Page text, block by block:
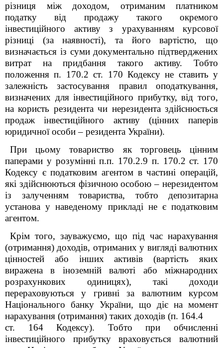
різниця між доходом, отриманим платником
податку від продажу такого окремого
інвестиційного активу з урахуванням курсової
різниці (за наявності), та його вартістю, що
визначається із суми документально підтверджених
витрат на придбання такого активу. Тобто
положення п. 170.2 ст. 170 Кодексу не ставить у
залежність застосування правил оподаткування,
визначених для інвестиційного прибутку, від того,
на користь резидента чи нерезидента здійснюється
продаж інвестиційного активу (цінних паперів
юридичної особи – резидента України).
При цьому товариство як торговець цінним
паперами у розумінні п.п. 170.2.9 п. 170.2 ст. 170
Кодексу є податковим агентом в частині операцій,
які здійснюються фізичною особою – нерезидентом
із залученням товариства, тобто депозитарна
установа у наведеному прикладі не є податковим
агентом.
Крім того, зауважуємо, що під час нарахування
(отримання) доходів, отриманих у вигляді валютних
цінностей або інших активів (вартість яких
виражена в іноземній валюті або міжнародних
розрахункових одиницях), такі доходи
перераховуються у гривні за валютним курсом
Національного банку України, що діє на момент
нарахування (отримання) таких доходів (п. 164.4
ст. 164 Кодексу). Тобто при обчисленні
інвестиційного прибутку враховується валютний